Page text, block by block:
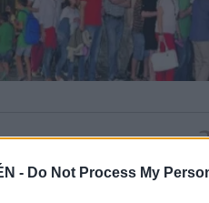
- Do Not Process My